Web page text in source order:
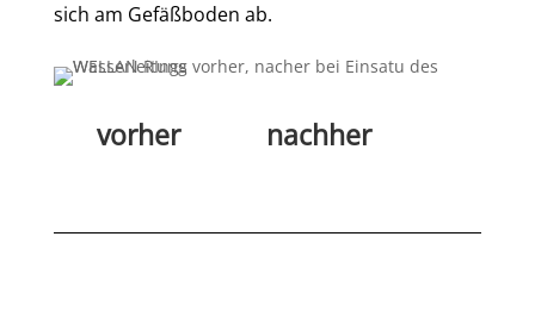
sich am Gefäßboden ab.
vorher nachher